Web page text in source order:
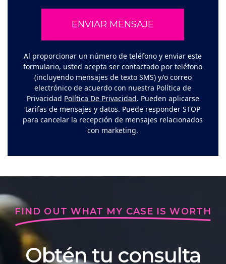
Al proporcionar un número de teléfono y enviar este
formulario, usted acepta ser contactado por teléfono
(incluyendo mensajes de texto SMS) y/o correo
electrónico de acuerdo con nuestra Política de
Privacidad Política De Privacidad. Pueden aplicarse
tarifas de mensajes y datos. Puede responder STOP
para cancelar la recepción de mensajes relacionados
con marketing.
FIND OUT WHAT MY CASE IS WORTH
Obtén tu consulta